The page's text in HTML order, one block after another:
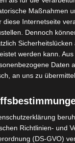
Maßnahmen
diese Internetseite
Dennoch
werden kann.
Daten
an uns zu
Richtlinien- und
(DS-GVO)